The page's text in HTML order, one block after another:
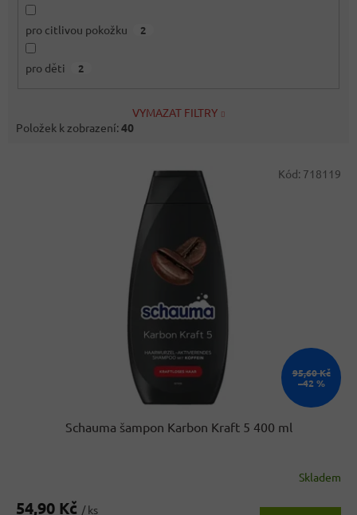
pro citlivou pokožku 2
pro děti 2
VYMAZAT FILTRY
Položek k zobrazení:40
95,60 Kč
–42 %
Schauma šampon Karbon Kraft 5 400 ml
Skladem
54,90 Kč / ks
Kód: 718119